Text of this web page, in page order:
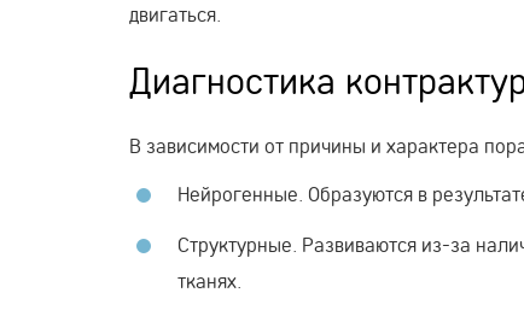
двигаться.
Диагностика
В зависимости от причины и характера
Нейрогенные. Образуются в
Структурные. Развиваются из-за
тканях.